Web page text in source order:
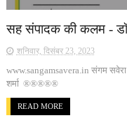
सह संपादक की कलम - डॉ
शनिवार, दिसंबर 23, 2023
www.sangamsavera.in संगम
शर्मा ®®®®®
READ MORE